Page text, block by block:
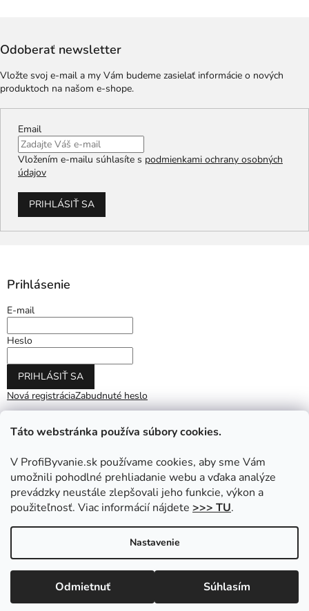
Táto webstránka používa súbory cookies.
V ProfiByvanie.sk používame cookies, aby sme Vám
umožnili pohodlné prehliadanie webu a vďaka analýze
prevádzky neustále zlepšovali jeho funkcie, výkon a
použiteľnosť. Viac informácií nájdete >>> TU.
Nastavenie
Odmietnuť Súhlasím
Odoberať newsletter
Vložte svoj e-mail a my Vám budeme zasielať informácie o nových
produktoch na našom e-shope.
Email
Vložením e-mailu súhlasíte s podmienkami ochrany osobných
údajov
PRIHLÁSIŤ SA
Prihlásenie
E-mail
Heslo
PRIHLÁSIŤ SA
Nová registráciaZabudnuté heslo
Copyright 2026ProfiByvanie.sk. Všetky práva vyhradené.
Upraviť nastavenie cookies